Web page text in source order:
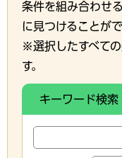
条件を組み合わせ
に見つけることがで
※選択したすべて
す。
キーワード検索